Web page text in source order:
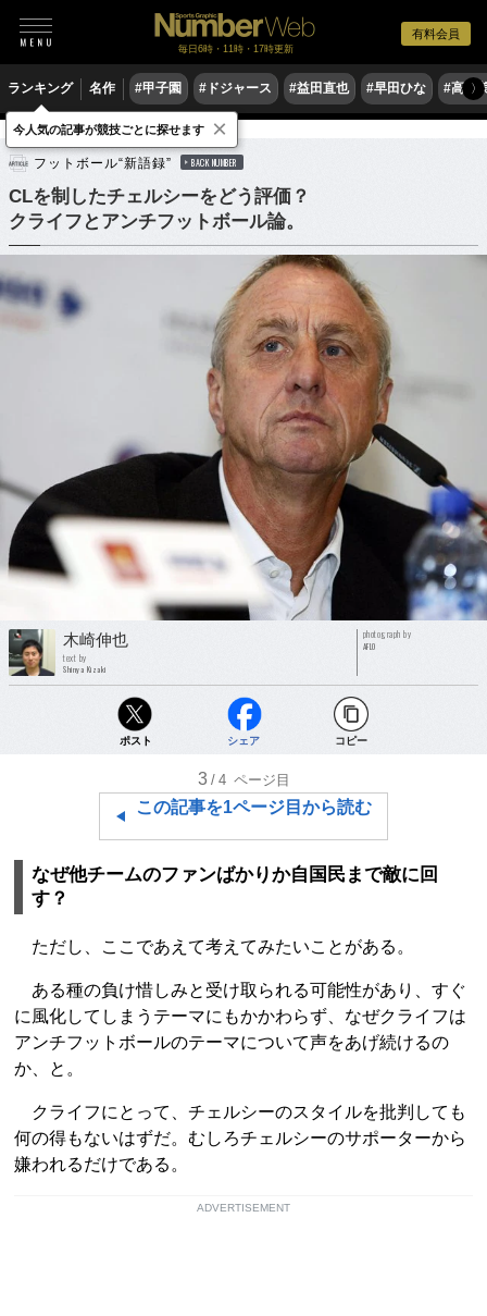
有料会員
毎日6時・11時・17時更新
ランキング 名作 #甲子園 #ドジャース #益田直也 #早田ひな #高木
〉
サッカー 海外サッカー
フットボール“新語録” BACK NUMBER
CLを制したチェルシーをどう評価？
クライフとアンチフットボール論。
木崎伸也
text by
Shinya Kizaki
photograph by
AFLO
ポスト シェア コピー
3 /4 ページ目
この記事を1ページ目から読む
なぜ他チームのファンばかりか自国民まで敵に回
す？
ただし、ここであえて考えてみたいことがある。
ある種の負け惜しみと受け取られる可能性があり、すぐ
に風化してしまうテーマにもかかわらず、なぜクライフは
アンチフットボールのテーマについて声をあげ続けるの
か、と。
クライフにとって、チェルシーのスタイルを批判しても
何の得もないはずだ。むしろチェルシーのサポーターから
嫌われるだけである。
ADVERTISEMENT
今人気の記事が競技ごとに探せます ×